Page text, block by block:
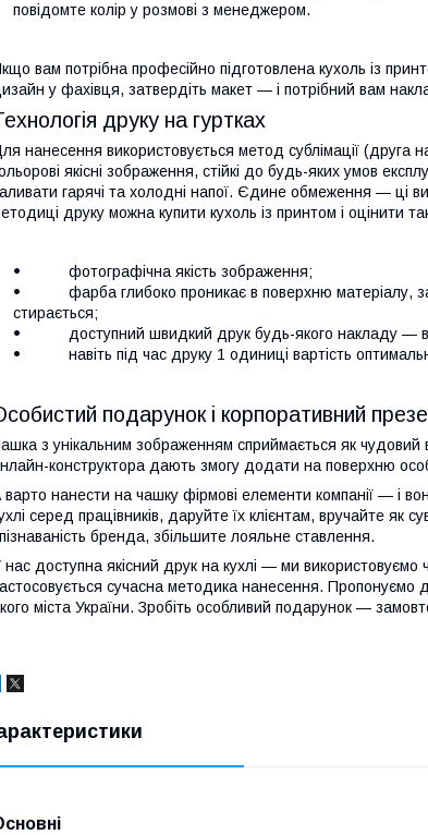
повідомте колір у розмові з менеджером.
вам потрібна професійно підготовлена кухоль із
у фахівця, затвердіть макет — і потрібний вам
друку на гуртках
нанесення використовується метод сублімації
якісні зображення, стійкі до будь-яких умов
гарячі та холодні напої. Єдине обмеження — ці
друку можна купити кухоль із принтом і оцінити
фотографічна якість зображення;
фарба глибоко проникає в поверхню матеріалу,
стирається;
доступний швидкий друк будь-якого накладу —
навіть під час друку 1 одиниці вартість
подарунок і корпоративний
з унікальним зображенням сприймається як чудовий
конструктора дають змогу додати на поверхню
варто нанести на чашку фірмові елементи компанії — і
серед працівників, даруйте їх клієнтам, вручайте як
бренда, збільшите лояльне ставлення.
нас доступна якісний друк на кухлі — ми використовуємо
сучасна методика нанесення. Пропонуємо
міста України. Зробіть особливий подарунок —